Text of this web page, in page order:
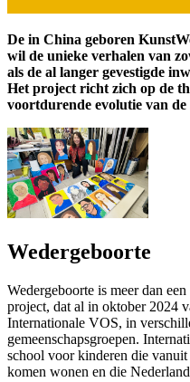
De in China geboren
wil de unieke verhalen van
als de al langer gevestigde
Het project richt zich op de
voortdurende evolutie van de
Wedergeboorte
Wedergeboorte is meer dan
project, dat al in oktober 2024
Internationale VOS, in
gemeenschapsgroepen.
school voor kinderen die
komen wonen en die